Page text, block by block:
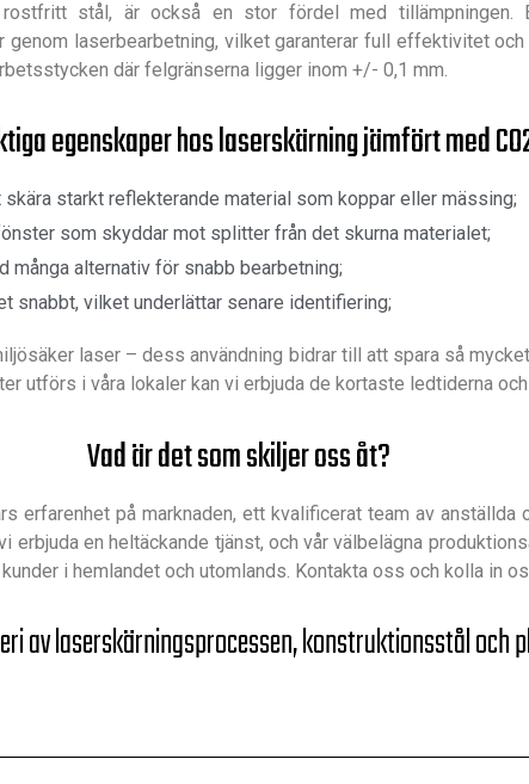
stål, är också en stor fördel med
laserbearbetning, vilket garanterar full effektivitet
där felgränserna ligger inom +/- 0,1 mm.
egenskaper hos laserskärning jämfört med
starkt reflekterande material som koppar eller mässing;
som skyddar mot splitter från det skurna materialet;
många alternativ för snabb bearbetning;
snabbt, vilket underlättar senare identifiering;
laser – dess användning bidrar till att spara så
utförs i våra lokaler kan vi erbjuda de kortaste ledtiderna
Vad är det som skiljer oss åt?
erfarenhet på marknaden, ett kvalificerat team av anställda
erbjuda en heltäckande tjänst, och vår välbelägna
i hemlandet och utomlands. Kontakta oss och kolla in
av laserskärningsprocessen, konstruktionsstål och